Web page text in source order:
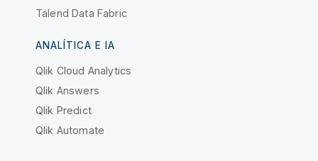
Talend Data Fabric
ANALÍTICA E IA
Qlik Cloud Analytics
Qlik Answers
Qlik Predict
Qlik Automate